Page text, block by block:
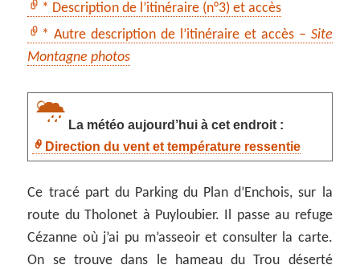
* Description de l’itinéraire (n°3) et accès
* Autre description de l’itinéraire et accès – Site
Montagne photos
La météo aujourd’hui à cet endroit :
Direction du vent et température ressentie
Ce tracé part du Parking du Plan d’Enchois, sur la
route du Tholonet à Puyloubier. Il passe au refuge
Cézanne où j’ai pu m’asseoir et consulter la carte.
On se trouve dans le hameau du Trou déserté